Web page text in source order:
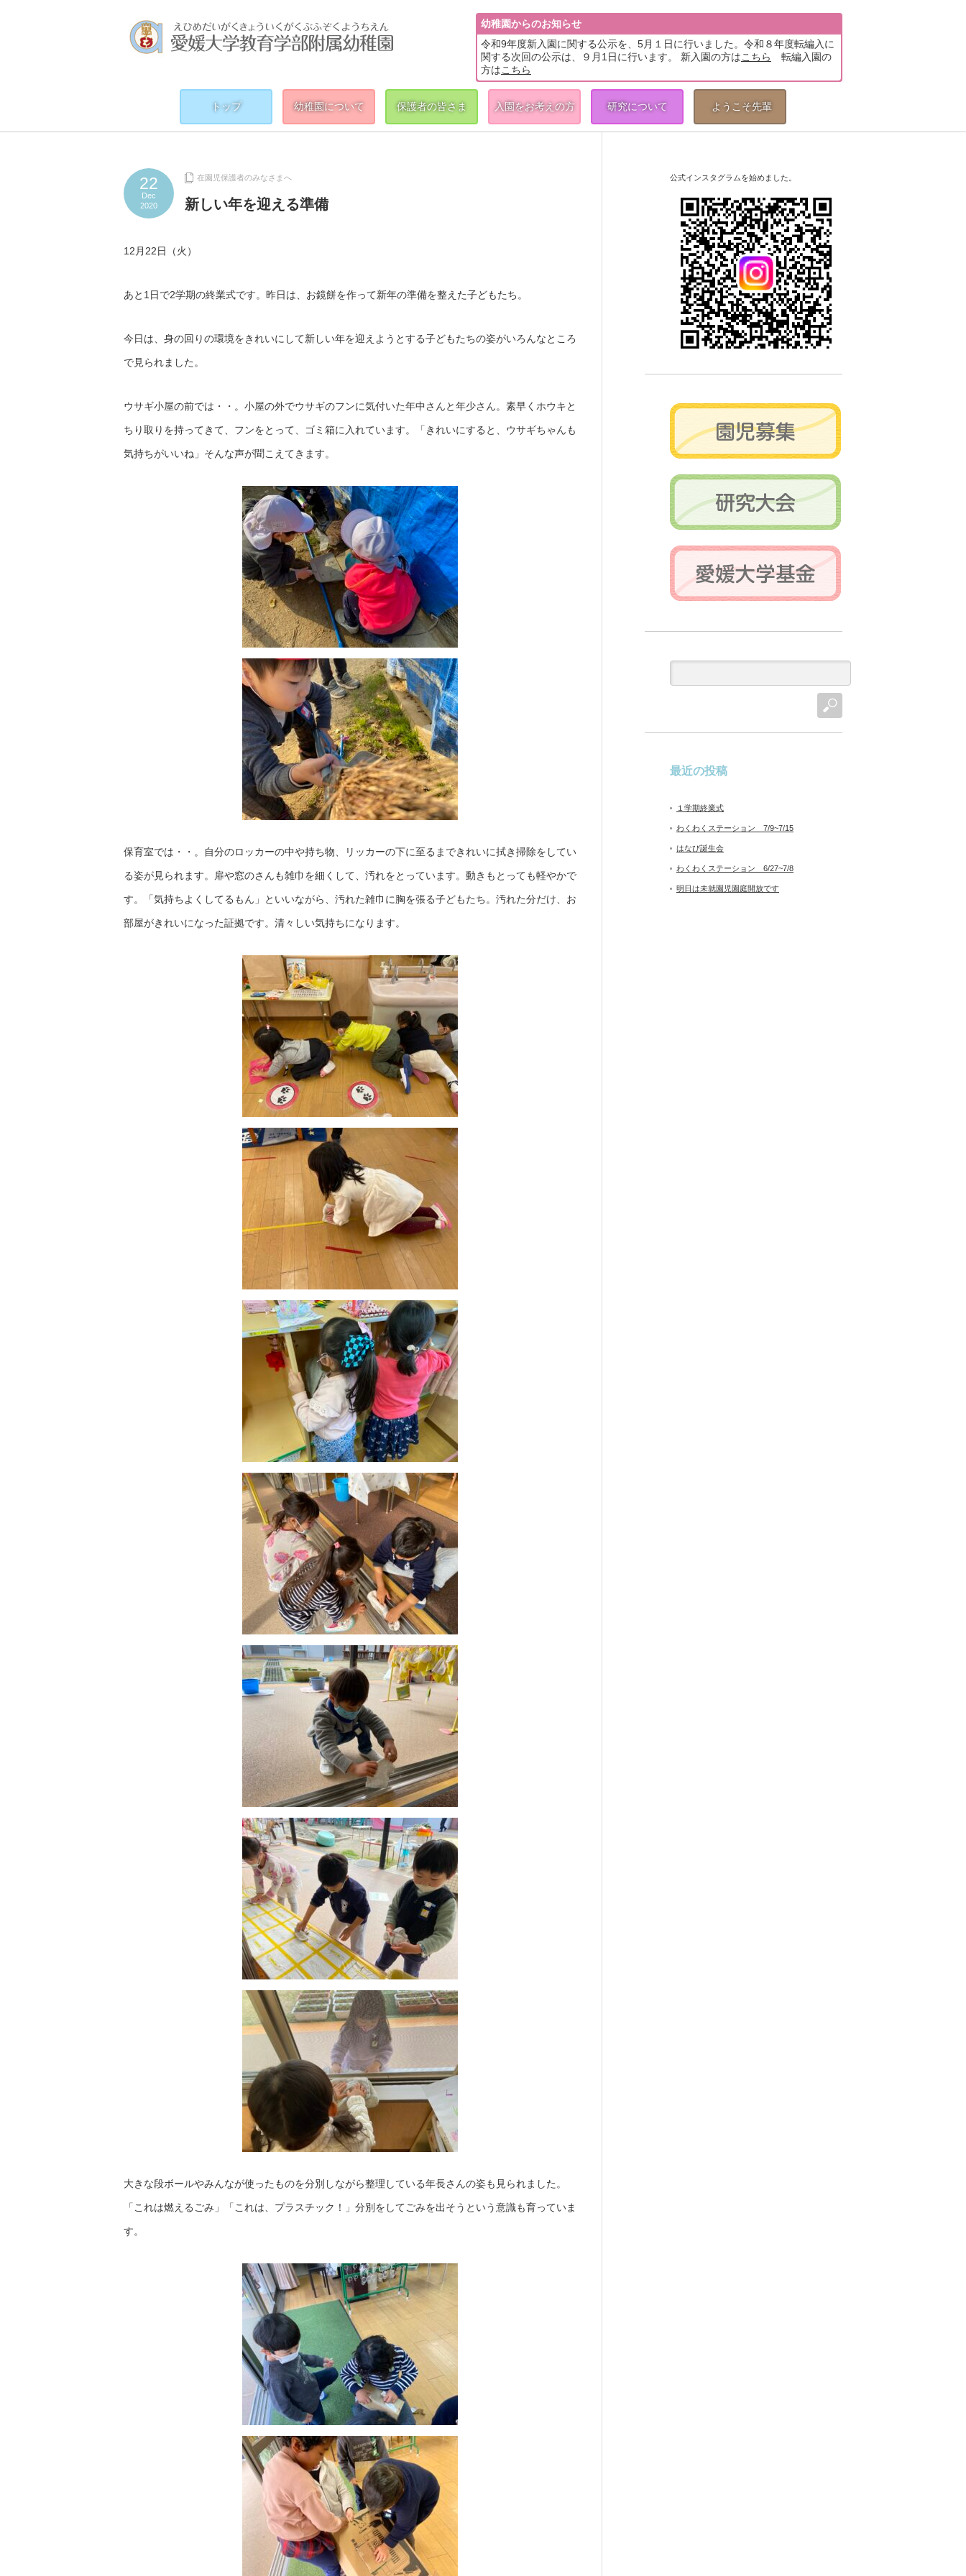
幼稚園からのお知らせ
令和9年度新入園に関する公示を、5月１日に行いました。令和８年度転編入に
関する次回の公示は、９月1日に行います。 新入園の方はこちら
転編入園の
方はこちら
トップ 幼稚園について 保護者の皆さま 入園をお考えの方 研究について ようこそ先輩
22
Dec
2020
在園児保護者のみなさまへ
新しい年を迎える準備
12月22日（火）
あと1日で2学期の終業式です。昨日は、お鏡餅を作って新年の準備を整えた子どもたち。
今日は、身の回りの環境をきれいにして新しい年を迎えようとする子どもたちの姿がいろんなところ
で見られました。
ウサギ小屋の前では・・。小屋の外でウサギのフンに気付いた年中さんと年少さん。素早くホウキと
ちり取りを持ってきて、フンをとって、ゴミ箱に入れています。「きれいにすると、ウサギちゃんも
気持ちがいいね」そんな声が聞こえてきます。
保育室では・・。自分のロッカーの中や持ち物、リッカーの下に至るまできれいに拭き掃除をしてい
る姿が見られます。扉や窓のさんも雑巾を細くして、汚れをとっています。動きもとっても軽やかで
す。「気持ちよくしてるもん」といいながら、汚れた雑巾に胸を張る子どもたち。汚れた分だけ、お
部屋がきれいになった証拠です。清々しい気持ちになります。
大きな段ボールやみんなが使ったものを分別しながら整理している年長さんの姿も見られました。
「これは燃えるごみ」「これは、プラスチック！」分別をしてごみを出そうという意識も育っていま
す。
公式インスタグラムを始めました。
最近の投稿
１学期終業式
わくわくステーション 7/9~7/15
はなび誕生会
わくわくステーション 6/27~7/8
明日は未就園児園庭開放です